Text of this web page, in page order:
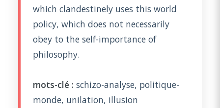
which clandestinely uses this world
policy, which does not necessarily
obey to the self-importance of
philosophy.
mots-clé : schizo-analyse, politique-
monde, unilation, illusion